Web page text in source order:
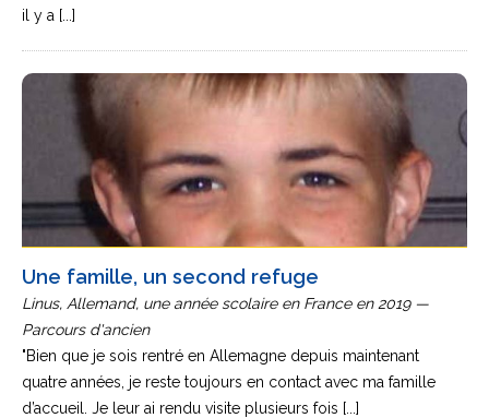
il y a [...]
Une famille, un second refuge
Linus, Allemand, une année scolaire en France en 2019 —
Parcours d'ancien
"Bien que je sois rentré en Allemagne depuis maintenant
quatre années, je reste toujours en contact avec ma famille
d’accueil. Je leur ai rendu visite plusieurs fois [...]